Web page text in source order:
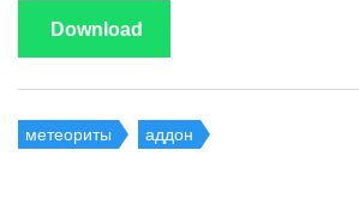
Download
метеориты аддон